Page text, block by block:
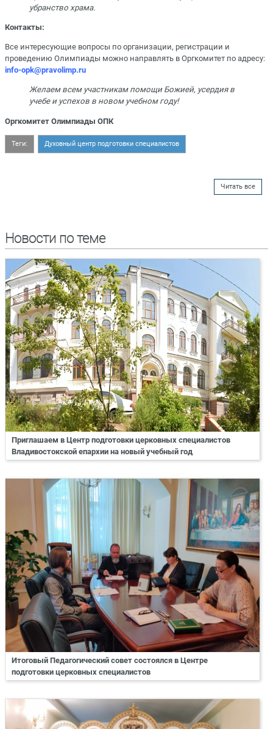
убранство храма.
Контакты:
Все интересующие вопросы по организации, регистрации и
проведению Олимпиады можно направлять в Оргкомитет по адресу:
info-opk@pravolimp.ru
Желаем всем участникам помощи Божией, усердия в
учебе и успехов в новом учебном году!
Оргкомитет Олимпиады ОПК
Теги: Духовный центр подготовки специалистов
Читать все
Новости по теме
Приглашаем в Центр подготовки церковных специалистов
Владивостокской епархии на новый учебный год
Итоговый Педагогический совет состоялся в Центре
подготовки церковных специалистов